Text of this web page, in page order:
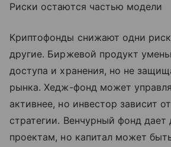
Риски остаются частью модели
Криптофонды снижают одни
другие. Биржевой продукт
доступа и хранения, но не
рынка. Хедж-фонд может
активнее, но инвестор зависит
стратегии. Венчурный фонд дает
проектам, но капитал может